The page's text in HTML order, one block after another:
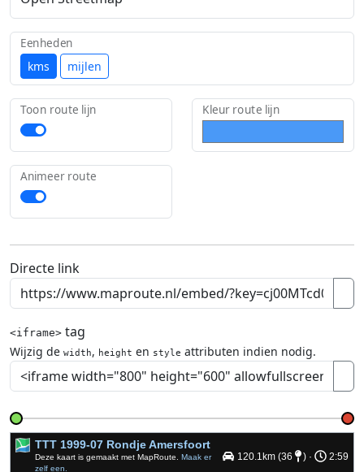
kms mijlen
Eenheden
Toon route lijn Kleur route lijn
Animeer route
Directe link
<iframe> tag
Wijzig de width, height en style attributen indien nodig.